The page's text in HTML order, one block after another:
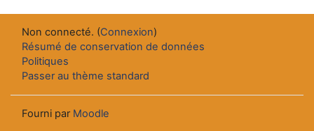
Non connecté. (Connexion)
Résumé de conservation de données
Politiques
Passer au thème standard
Fourni par Moodle